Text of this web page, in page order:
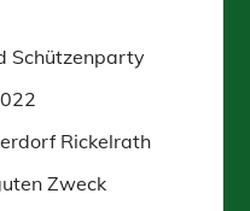
Schützenparty
Rickelrath
Zweck